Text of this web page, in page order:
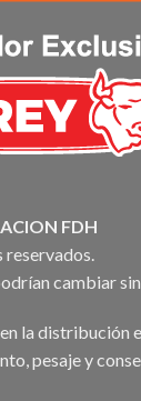
FDH
cambiar
la distribución
pesaje y